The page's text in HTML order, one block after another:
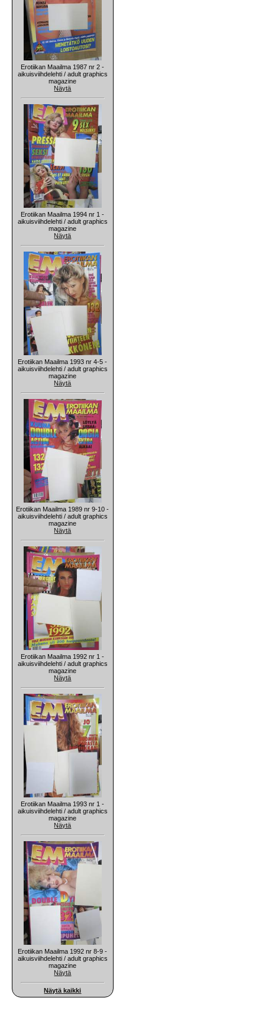
Erotiikan Maailma 1987 nr 2 -
aikuisviihdelehti / adult graphics
magazine
Näytä
Erotiikan Maailma 1994 nr 1 -
aikuisviihdelehti / adult graphics
magazine
Näytä
Erotiikan Maailma 1993 nr 4-5 -
aikuisviihdelehti / adult graphics
magazine
Näytä
Erotiikan Maailma 1989 nr 9-10 -
aikuisviihdelehti / adult graphics
magazine
Näytä
Erotiikan Maailma 1992 nr 1 -
aikuisviihdelehti / adult graphics
magazine
Näytä
Erotiikan Maailma 1993 nr 1 -
aikuisviihdelehti / adult graphics
magazine
Näytä
Erotiikan Maailma 1992 nr 8-9 -
aikuisviihdelehti / adult graphics
magazine
Näytä
Näytä kaikki